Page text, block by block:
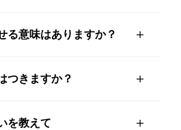
る意味はありますか？
つきますか？
を教えて